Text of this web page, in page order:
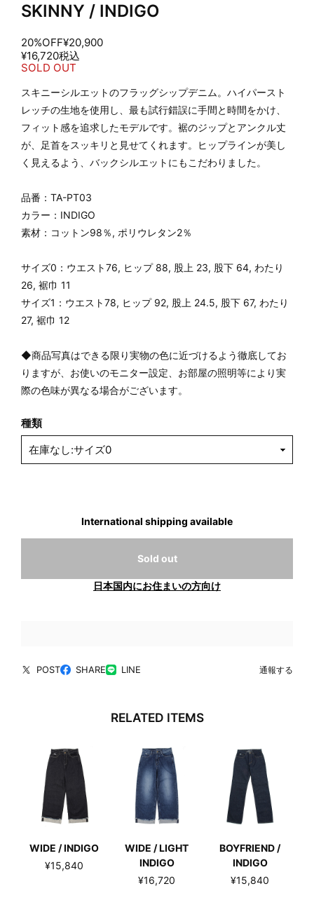
SKINNY / INDIGO
20%OFF¥20,900
¥16,720税込
SOLD OUT
スキニーシルエットのフラッグシップデニム。ハイパースト
レッチの生地を使用し、最も試行錯誤に手間と時間をかけ、
フィット感を追求したモデルです。裾のジップとアンクル丈
が、足首をスッキリと見せてくれます。ヒップラインが美し
く見えるよう、バックシルエットにもこだわりました。
品番：TA-PT03
カラー：INDIGO
素材：コットン98％, ポリウレタン2％
サイズ0：ウエスト76, ヒップ 88, 股上 23, 股下 64, わたり
26, 裾巾 11
サイズ1：ウエスト78, ヒップ 92, 股上 24.5, 股下 67, わたり
27, 裾巾 12
◆商品写真はできる限り実物の色に近づけるよう徹底してお
りますが、お使いのモニター設定、お部屋の照明等により実
際の色味が異なる場合がございます。
種類
International shipping available
Sold out
日本国内にお住まいの方向け
POST SHARE LINE 通報する
RELATED ITEMS
WIDE / INDIGO
¥15,840
WIDE / LIGHT
INDIGO
¥16,720
BOYFRIEND /
INDIGO
¥15,840